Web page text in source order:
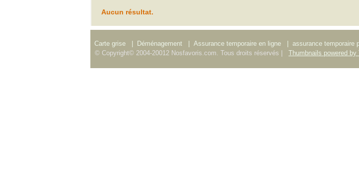
Aucun résultat.
Carte grise Déménagement Assurance temporaire en ligne assurance temporaire
© Copyright© 2004-20012 Nosfavoris.com. Tous droits réservés |
Thumbnails powered by